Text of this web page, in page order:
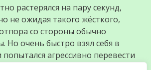
растерялся на пару секунд,
не ожидая такого жёсткого,
со стороны обычно
Но очень быстро взял себя в
попытался агрессивно перевести